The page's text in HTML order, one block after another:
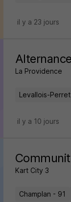
il y a 23 jours
La Providence
Levallois-
il y a 10 jours
Kart City 3
Champlan - 91